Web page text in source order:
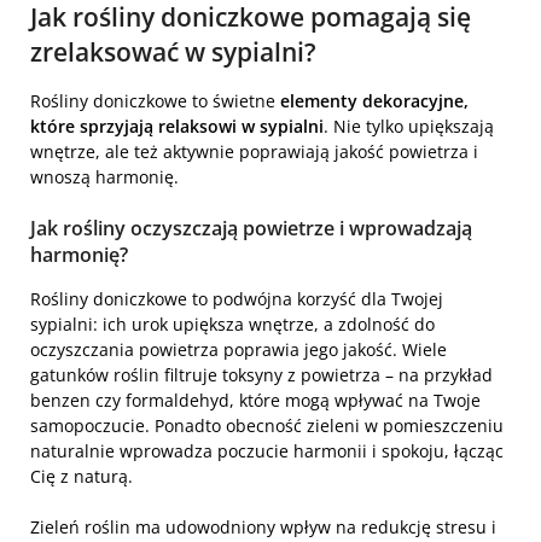
Jak rośliny doniczkowe pomagają się
zrelaksować w sypialni?
Rośliny doniczkowe to świetne elementy dekoracyjne,
które sprzyjają relaksowi w sypialni. Nie tylko upiększają
wnętrze, ale też aktywnie poprawiają jakość powietrza i
wnoszą harmonię.
Jak rośliny oczyszczają powietrze i wprowadzają
harmonię?
Rośliny doniczkowe to podwójna korzyść dla Twojej
sypialni: ich urok upiększa wnętrze, a zdolność do
oczyszczania powietrza poprawia jego jakość. Wiele
gatunków roślin filtruje toksyny z powietrza – na przykład
benzen czy formaldehyd, które mogą wpływać na Twoje
samopoczucie. Ponadto obecność zieleni w pomieszczeniu
naturalnie wprowadza poczucie harmonii i spokoju, łącząc
Cię z naturą.
Zieleń roślin ma udowodniony wpływ na redukcję stresu i